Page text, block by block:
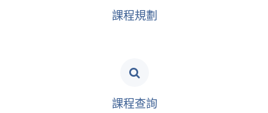
課程規劃
課程查詢